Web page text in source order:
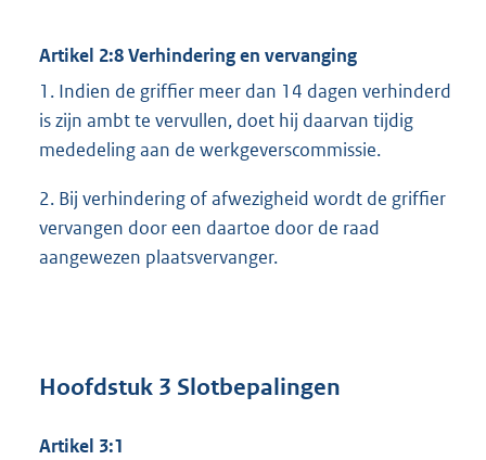
Artikel 2:8 Verhindering en vervanging
1. Indien de griffier meer dan 14 dagen verhinderd
is zijn ambt te vervullen, doet hij daarvan tijdig
mededeling aan de werkgeverscommissie.
2. Bij verhindering of afwezigheid wordt de griffier
vervangen door een daartoe door de raad
aangewezen plaatsvervanger.
Hoofdstuk 3 Slotbepalingen
Artikel 3:1